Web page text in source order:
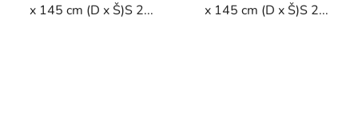
x 145 cm (D x Š)S 2...
x 145 cm (D x Š)S 2...